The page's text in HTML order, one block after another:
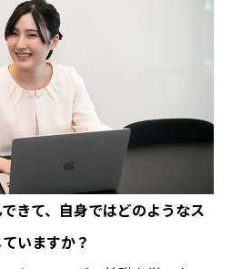
きて、自身ではどのようなス
いますか？